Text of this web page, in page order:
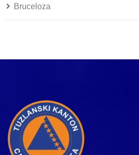
Bruceloza